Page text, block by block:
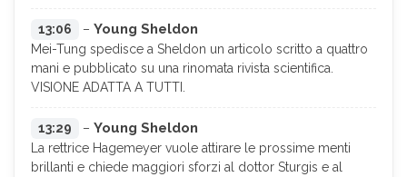
13:06 – Young Sheldon
Mei-Tung spedisce a Sheldon un articolo scritto a quattro
mani e pubblicato su una rinomata rivista scientifica.
VISIONE ADATTA A TUTTI.
13:29 – Young Sheldon
La rettrice Hagemeyer vuole attirare le prossime menti
brillanti e chiede maggiori sforzi al dottor Sturgis e al